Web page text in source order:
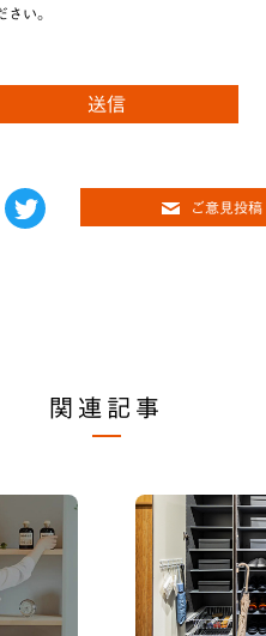
い。
ご意見投稿
関連記事